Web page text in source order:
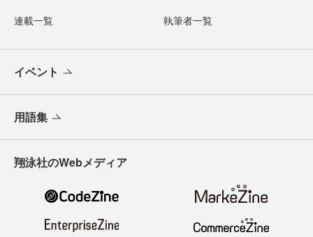
連載一覧 執筆者一覧
イベント
用語集
翔泳社のWebメディア